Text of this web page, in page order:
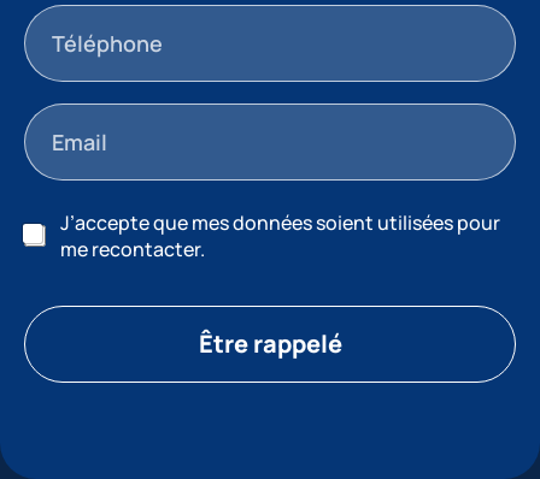
J’accepte que mes données soient utilisées pour
me recontacter.
Être rappelé